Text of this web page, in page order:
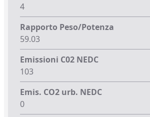
4
Rapporto Peso/Potenza
59.03
Emissioni C02 NEDC
103
Emis. CO2 urb. NEDC
0